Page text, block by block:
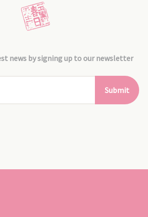
news by signing up to our newsletter
Submit